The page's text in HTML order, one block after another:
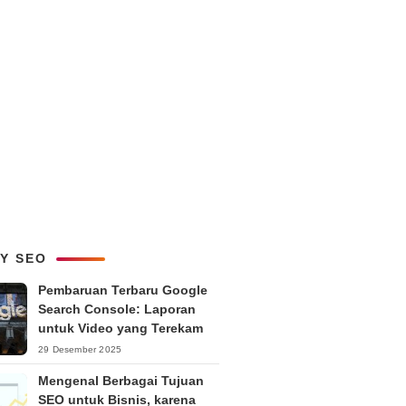
SEO
Pembaruan Terbaru Google
Search Console: Laporan
untuk Video yang Terekam
29 Desember 2025
Mengenal Berbagai Tujuan
SEO untuk Bisnis, karena